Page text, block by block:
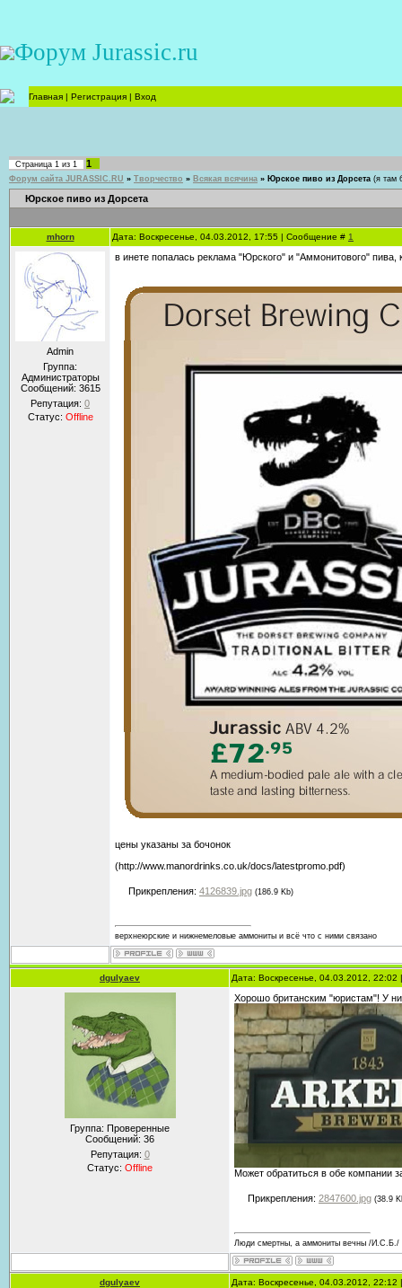
Форум Jurassic.ru
Главная | Регистрация | Вход
Страница 1 из 1 1
Форум сайта JURASSIC.RU » Творчество » Всякая всячина » Юрское пиво из Дорсета (я там
Юрское пиво из Дорсета
mhorn Дата: Воскресенье, 04.03.2012, 17:55 | Сообщение # 1
Admin
Группа:
Администраторы
Сообщений: 3615
Репутация: 0
Статус: Offline
в инете попалась реклама "Юрского" и "Аммонитового" пива,
цены указаны за бочонок
(http://www.manordrinks.co.uk/docs/latestpromo.pdf)
Прикрепления: 4126839.jpg (186.9 Kb)
верхнеюрские и нижнемеловые аммониты и всё что с ними связано
dgulyaev Дата: Воскресенье, 04.03.2012,
Группа: Проверенные
Сообщений: 36
Репутация: 0
Статус: Offline
Хорошо британским "юристам"! У
Может обратиться в обе компании
Прикрепления: 2847600.jpg (38.9
Люди смертны, а аммониты вечны /И.С.Б./
dgulyaev Дата: Воскресенье, 04.03.2012,